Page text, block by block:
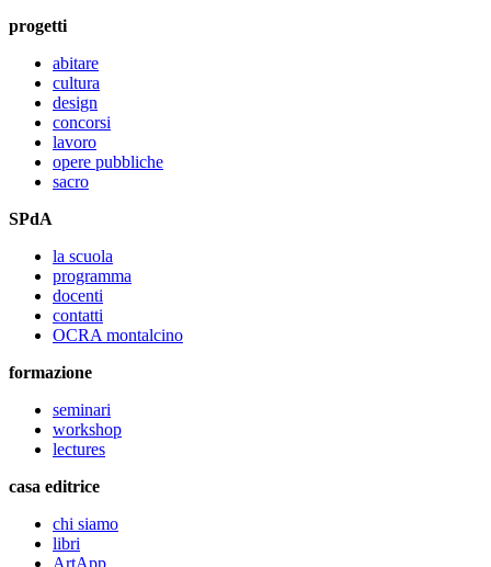
progetti
abitare
cultura
design
concorsi
lavoro
opere pubbliche
sacro
SPdA
la scuola
programma
docenti
contatti
OCRA montalcino
formazione
seminari
workshop
lectures
casa editrice
chi siamo
libri